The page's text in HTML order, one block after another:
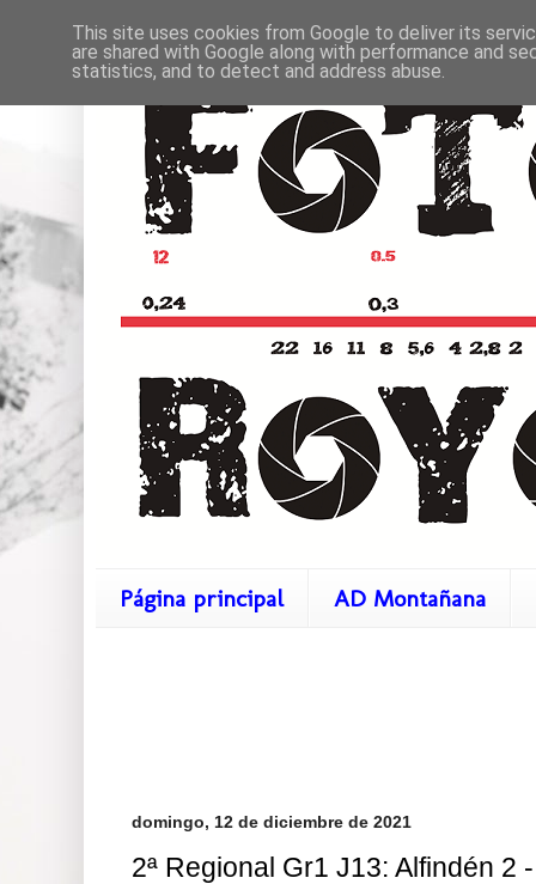
Página principal AD Montañana
domingo, 12 de diciembre de 2021
2ª Regional Gr1 J13: Alfindén 2
This site uses cookies from Google to deliver its
are shared with Google along with performance and
statistics, and to detect and address abuse.